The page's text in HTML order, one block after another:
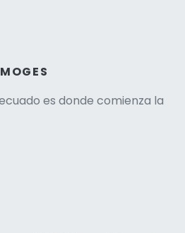
es donde comienza la